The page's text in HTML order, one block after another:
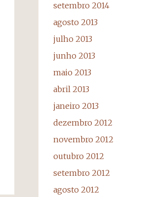
setembro 2014
agosto 2013
julho 2013
junho 2013
maio 2013
abril 2013
janeiro 2013
dezembro 2012
novembro 2012
outubro 2012
setembro 2012
agosto 2012